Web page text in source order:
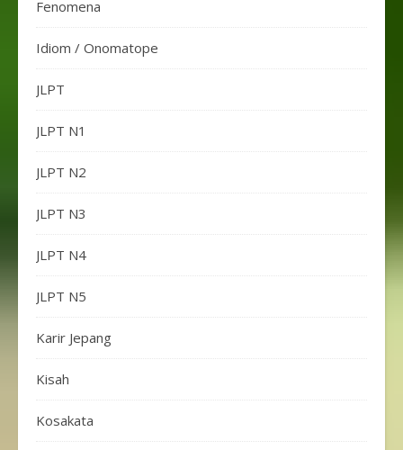
Fenomena
Idiom / Onomatope
JLPT
JLPT N1
JLPT N2
JLPT N3
JLPT N4
JLPT N5
Karir Jepang
Kisah
Kosakata